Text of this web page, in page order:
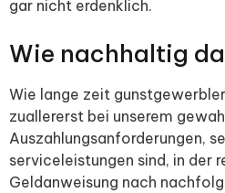
gar nicht erdenklich.
Wie nachhaltig
Wie lange zeit
zuallererst bei unserem
Auszahlungsanforderungen,
serviceleistungen sind, in der
Geldanweisung nach